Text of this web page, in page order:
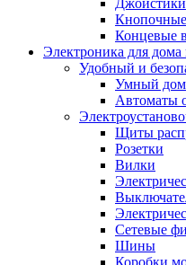
Концевые
Электроника для дома
Удобный и
Умный дом
Автоматы
Щиты
Розетки
Вилки
Сетевые
Шины
Коробки